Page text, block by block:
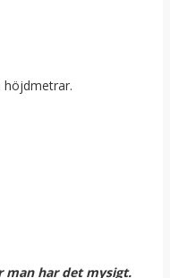
höjdmetrar.
man har det mysigt.